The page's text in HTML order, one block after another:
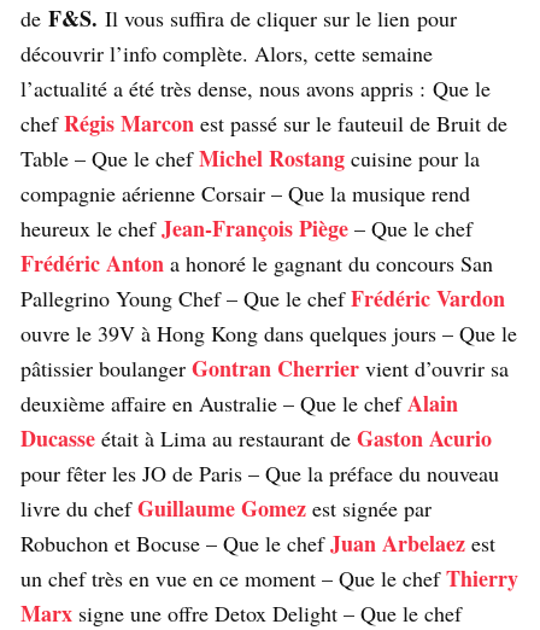
de F&S. Il vous suffira de cliquer sur le lien pour
découvrir l’info complète. Alors, cette semaine
l’actualité a été très dense, nous avons appris : Que le
chefRégis Marcon est passé sur le fauteuil de Bruit de
Table – Que le chefMichel Rostang cuisine pour la
compagnie aérienne Corsair – Que la musique rend
heureux le chefJean-François Piège – Que le chef
Frédéric Anton a honoré le gagnant du concours San
Pallegrino Young Chef – Que le chefFrédéric Vardon
ouvre le 39V à Hong Kong dans quelques jours – Que le
pâtissier boulanger Gontran Cherrier vient d’ouvrir sa
deuxième affaire en Australie – Que le chefAlain
Ducasse était à Lima au restaurant de Gaston Acurio
pour fêter les JO de Paris – Que la préface du nouveau
livre du chefGuillaume Gomez est signée par
Robuchon et Bocuse – Que le chefJuan Arbelaez est
un chef très en vue en ce moment – Que le chefThierry
Marx signe une offre Detox Delight – Que le chef